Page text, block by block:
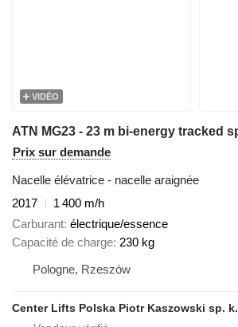
VIDÉO
Prix sur demande
Nacelle élévatrice - nacelle araignée
2017
1 400 m/h
Carburant électrique/essence
Capacité de charge 230 kg
Pologne, Rzeszów
Center Lifts Polska Piotr Kaszowski sp. k.